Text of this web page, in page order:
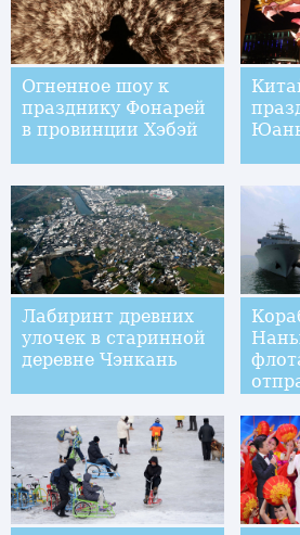
Огненное шоу к
празднику Фонарей
в провинции Хэбэй
Лабиринт древних
улочек в старинной
деревне Чэнкань